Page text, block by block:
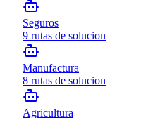
Seguros
9 rutas de solucion
Manufactura
8 rutas de solucion
Agricultura